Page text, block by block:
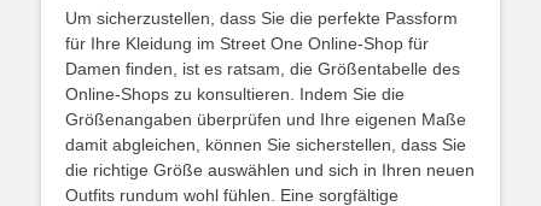
Um sicherzustellen, dass Sie die perfekte Passform
für Ihre Kleidung im Street One Online-Shop für
Damen finden, ist es ratsam, die Größentabelle des
Online-Shops zu konsultieren. Indem Sie die
Größenangaben überprüfen und Ihre eigenen Maße
damit abgleichen, können Sie sicherstellen, dass Sie
die richtige Größe auswählen und sich in Ihren neuen
Outfits rundum wohl fühlen. Eine sorgfältige